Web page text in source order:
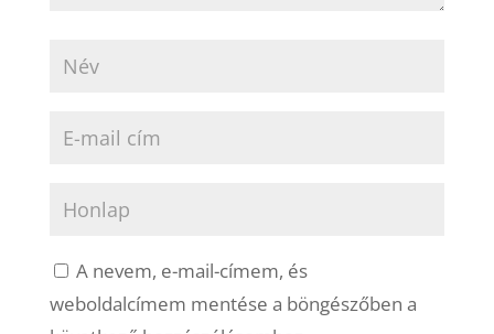
A nevem, e-mail-címem, és
weboldalcímem mentése a böngészőben a